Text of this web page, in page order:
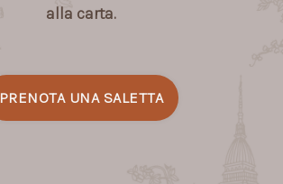
alla carta.
PRENOTA UNA SALETTA